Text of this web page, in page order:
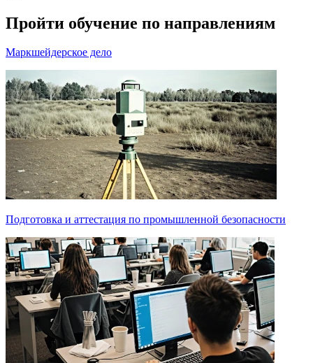
Пройти обучение по направлениям
Маркшейдерское дело
Подготовка и аттестация по промышленной безопасности